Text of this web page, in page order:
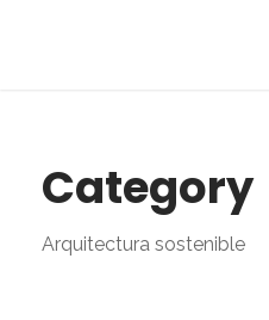
Category
Arquitectura sostenible